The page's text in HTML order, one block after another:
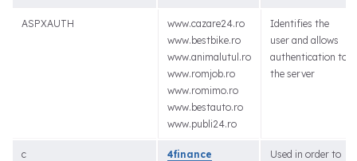
ASPXAUTH
www.cazare24.ro
www.bestbike.ro
www.animalutul.ro
www.romjob.ro
www.romimo.ro
www.bestauto.ro
www.publi24.ro
Identifies the
user and allows
authentication to
the server
c
4finance
Used in order to